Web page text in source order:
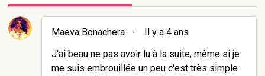
Maeva Bonachera -
Il y a 4 ans
J'ai beau ne pas avoir lu à la suite, même si je
me suis embrouillée un peu c'est très simple